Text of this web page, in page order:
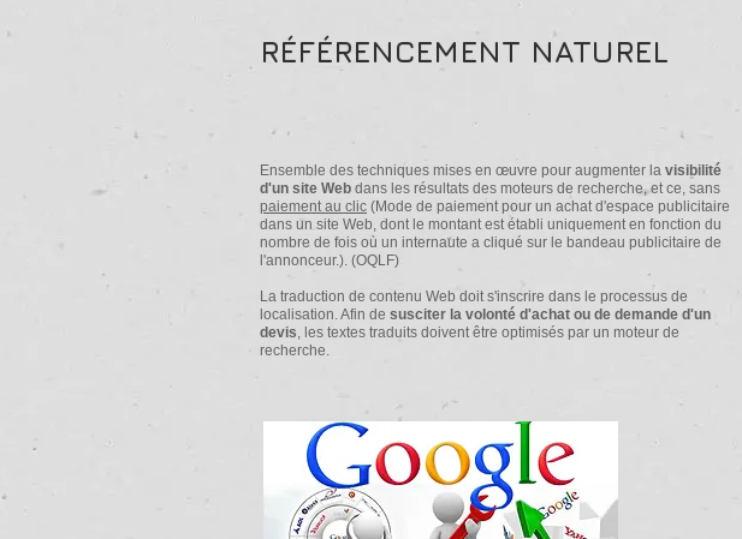
RÉFÉRENCEMENT NATUREL
Ensemble des techniques mises en œuvre pour augmenter la visibilité
d'un site Web dans les résultats des moteurs de recherche, et ce, sans
paiement au clic (Mode de paiement pour un achat d'espace publicitaire
dans un site Web, dont le montant est établi uniquement en fonction du
nombre de fois où un internaute a cliqué sur le bandeau publicitaire de
l'annonceur.). (OQLF)
La traduction de contenu Web doit s'inscrire dans le processus de
localisation. Afin de susciter la volonté d'achat ou de demande d'un
devis, les textes traduits doivent être optimisés par un moteur de
recherche.